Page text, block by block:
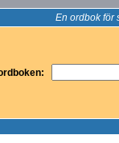
En ordbok för